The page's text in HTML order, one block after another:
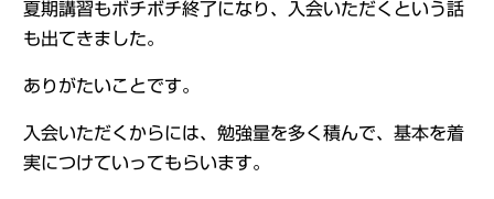
夏期講習もボチボチ終了になり、入会いただくという話
も出てきました。
ありがたいことです。
入会いただくからには、勉強量を多く積んで、基本を着
実につけていってもらいます。